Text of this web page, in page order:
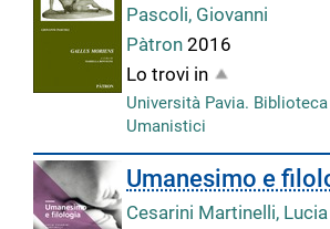
Pascoli, Giovanni
Pàtron2016
Lo trovi in
Università Pavia.
Umanistici
Umanesimo e
Cesarini Martinelli, Lucia